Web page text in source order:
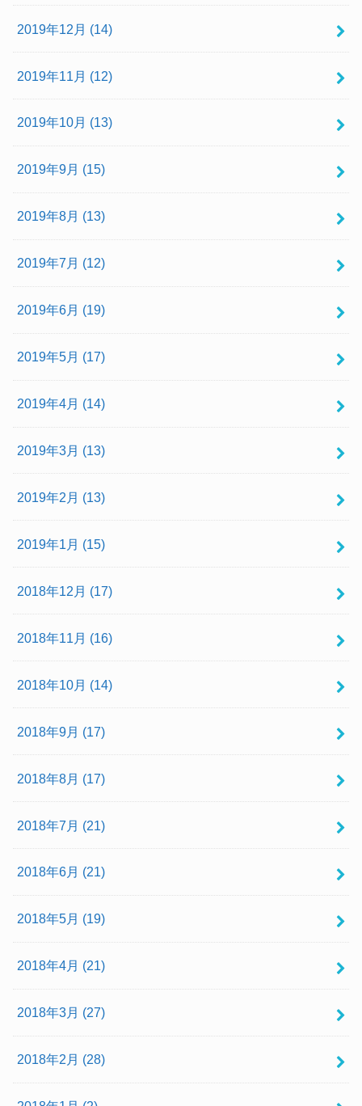
2019年12月 (14)
2019年11月 (12)
2019年10月 (13)
2019年9月 (15)
2019年8月 (13)
2019年7月 (12)
2019年6月 (19)
2019年5月 (17)
2019年4月 (14)
2019年3月 (13)
2019年2月 (13)
2019年1月 (15)
2018年12月 (17)
2018年11月 (16)
2018年10月 (14)
2018年9月 (17)
2018年8月 (17)
2018年7月 (21)
2018年6月 (21)
2018年5月 (19)
2018年4月 (21)
2018年3月 (27)
2018年2月 (28)